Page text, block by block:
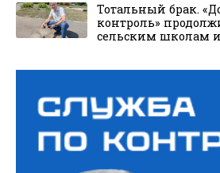
Тотальный брак.
контроль»
сельским школам